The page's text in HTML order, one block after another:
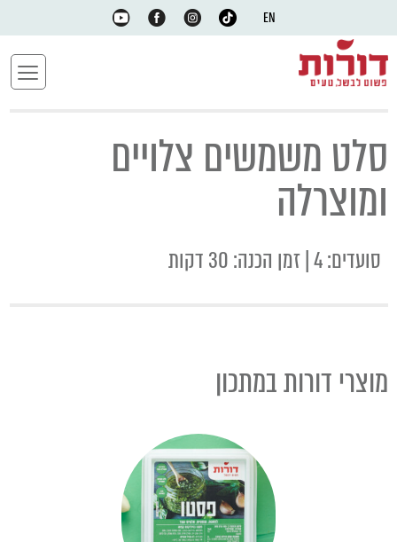
EN
סלט משמשים צלויים
ומוצרלה
סועדים: 4 | זמן הכנה: 30 דקות
מוצרי דורות במתכון